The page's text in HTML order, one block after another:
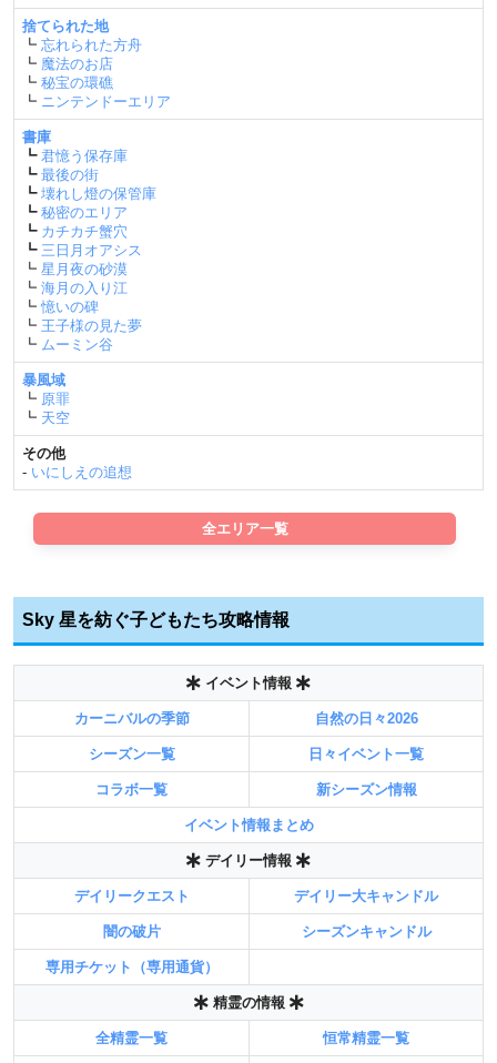
捨てられた地
┗ 忘れられた方舟
┗ 魔法のお店
┗ 秘宝の環礁
┗ ニンテンドーエリア
書庫
┗ 君憶う保存庫
┗ 最後の街
┗ 壊れし燈の保管庫
┗ 秘密のエリア
┗ カチカチ蟹穴
┗ 三日月オアシス
┗ 星月夜の砂漠
┗ 海月の入り江
┗ 憶いの碑
┗ 王子様の見た夢
┗ ムーミン谷
暴風域
┗ 原罪
┗ 天空
その他
- いにしえの追想
全エリア一覧
Sky 星を紡ぐ子どもたち攻略情報
イベント情報
カーニバルの季節 自然の日々2026
シーズン一覧 日々イベント一覧
コラボ一覧 新シーズン情報
イベント情報まとめ
デイリー情報
デイリークエスト デイリー大キャンドル
闇の破片 シーズンキャンドル
専用チケット（専用通貨）
精霊の情報
全精霊一覧 恒常精霊一覧